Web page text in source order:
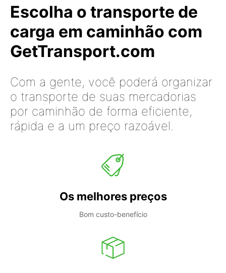
Escolha o transporte de
carga em caminhão com
GetTransport.com
Com a gente, você poderá organizar
o transporte de suas mercadorias
por caminhão de forma eficiente,
rápida e a um preço razoável.
Os melhores preços
Bom custo-benefício